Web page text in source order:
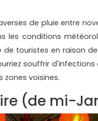
de pluie entre
les conditions
touristes en raison
souffrir
zones voisines.
(de mi-